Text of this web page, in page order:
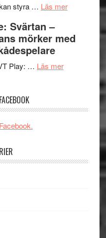
teater
´s
rolig
spännande
Chan
styra … Läs merom
valet
kan
Svärtan –
mörker med
Play: … Läs merom
serie:
om
människans